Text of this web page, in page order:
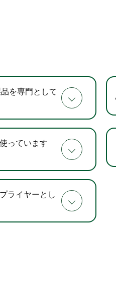
を専門として
っています
ライヤーとし